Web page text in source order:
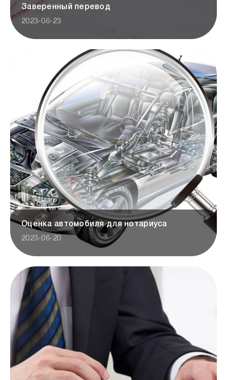
Заверенный перевод
2023-06-23
Оценка автомобиля для нотариуса
2023-06-20